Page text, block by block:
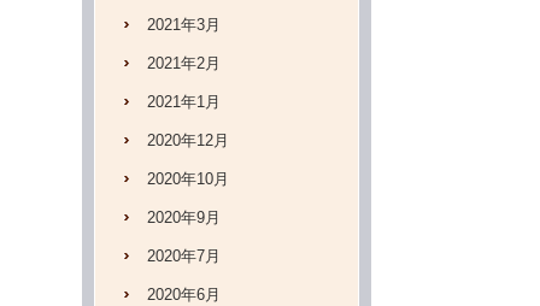
2021年3月
2021年2月
2021年1月
2020年12月
2020年10月
2020年9月
2020年7月
2020年6月